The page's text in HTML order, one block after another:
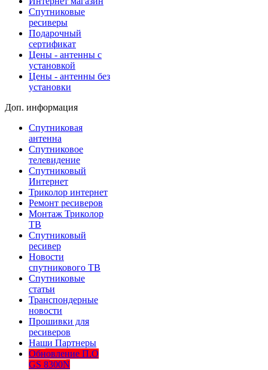
Спутниковые
ресиверы
Подарочный
сертификат
Цены - антенны с
установкой
Цены - антенны без
установки
Доп. информация
Спутниковая
антенна
Спутниковое
телевидение
Спутниковый
Интернет
Триколор интернет
Ремонт ресиверов
Монтаж Триколор
ТВ
Спутниковый
ресивер
Новости
спутникового ТВ
Спутниковые
статьи
Транспондерные
новости
Прошивки для
ресиверов
Наши Партнеры
Обновление П.О
GS 8300N